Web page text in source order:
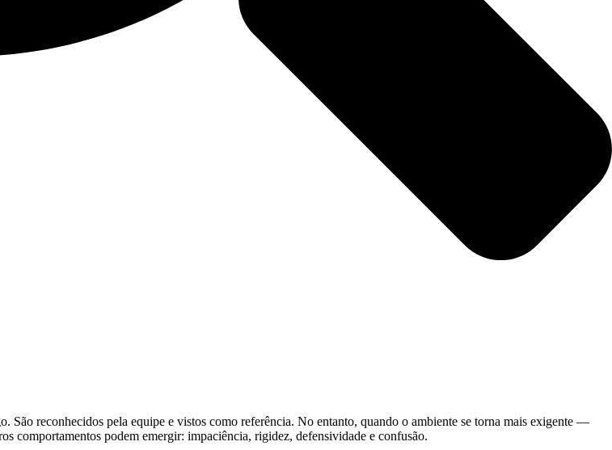
São reconhecidos pela equipe e vistos como referência. No entanto, quando o ambiente se torna mais exigente —
comportamentos podem emergir: impaciência, rigidez, defensividade e confusão.